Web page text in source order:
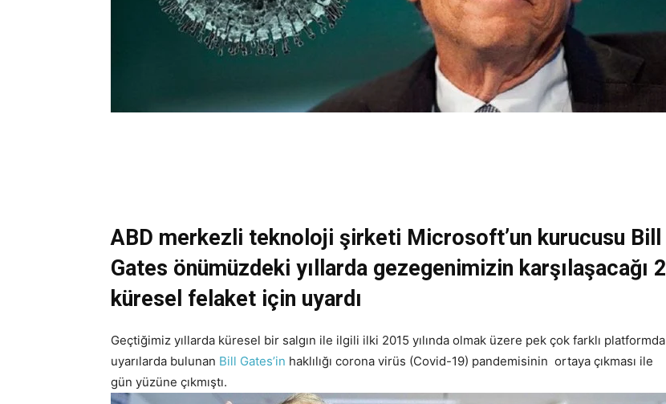
ABD merkezli teknoloji şirketi Microsoft’un kurucusu Bill
Gates önümüzdeki yıllarda gezegenimizin karşılaşacağı 2
küresel felaket için uyardı
Geçtiğimiz yıllarda küresel bir salgın ile ilgili ilki 2015 yılında olmak üzere pek çok farklı platformda
uyarılarda bulunan Bill Gates’in haklılığı corona virüs (Covid-19) pandemisinin ortaya çıkması ile
gün yüzüne çıkmıştı.